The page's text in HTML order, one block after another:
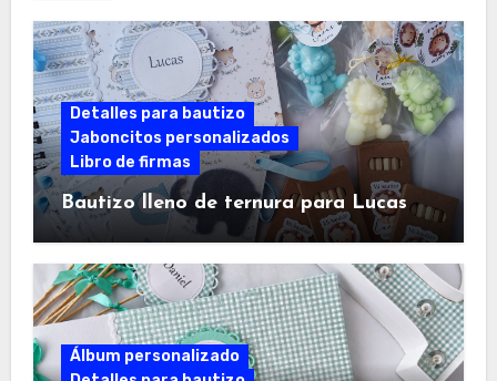
Detalles para bautizo
Jaboncitos personalizados
Libro de firmas
Bautizo lleno de ternura para Lucas
Álbum personalizado